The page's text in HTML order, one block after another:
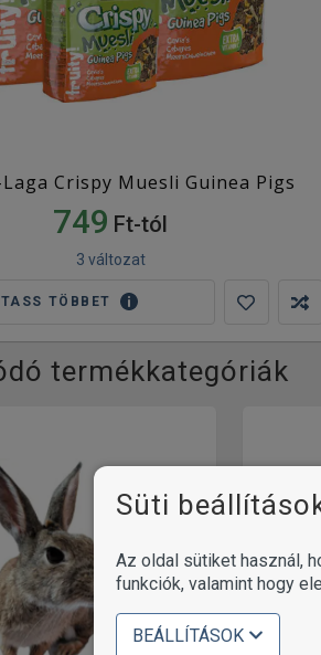
Crispy Muesli Guinea Pigs
749 Ft-tól
3 változat
TÖBBET
termékkategóriák
Süti
Az oldal sütiket használ,
funkciók, valamint hogy
BEÁLLÍTÁSOK